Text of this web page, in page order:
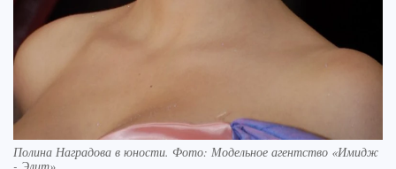
Полина Наградова в юности. Фото: Модельное агентство «Имидж